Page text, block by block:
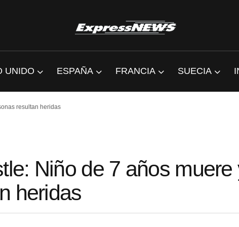
UNIDO ESPAÑA FRANCIA SUECIA
resultan heridas
Niño de 7 años muere
heridas